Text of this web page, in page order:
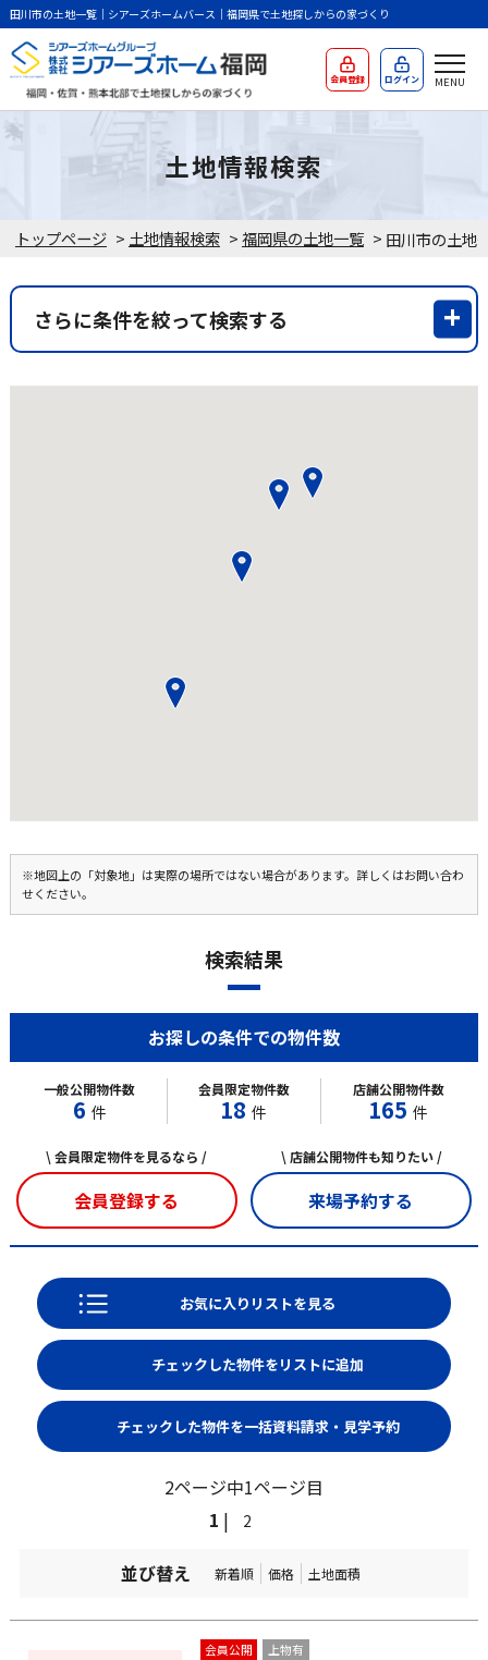
田川市の土地一覧｜シアーズホームバース｜福岡県で土地探しからの家づくり
会員登録 ログイン
トップページ > 土地情報検索 >福岡県の土地一覧 > 田川市の土地
土地情報検索
さらに条件を絞って検索する
※地図上の「対象地」は実際の場所ではない場合があります。詳しくはお問い合わ
せください。
検索結果
お探しの条件での物件数
一般公開物件数
6 件
会員限定物件数
18 件
店舗公開物件数
165 件
\ 会員限定物件を見るなら /
会員登録する
\ 店舗公開物件も知りたい /
来場予約する
お気に入りリストを見る
2ページ中1ページ目
1 | 2
並び替え 新着順 価格 土地面積
会員公開 上物有